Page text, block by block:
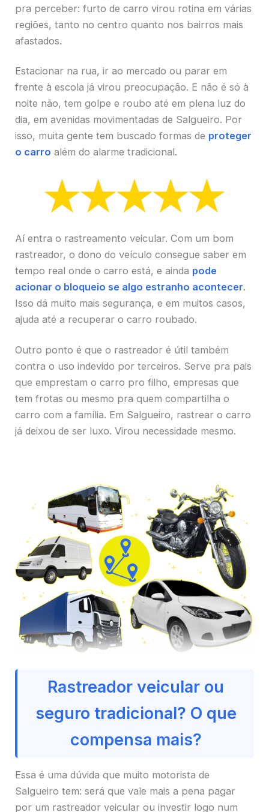
pra perceber: furto de carro virou rotina em várias
regiões, tanto no centro quanto nos bairros mais
afastados.
Estacionar na rua, ir ao mercado ou parar em
frente à escola já virou preocupação. E não é só à
noite não, tem golpe e roubo até em plena luz do
dia, em avenidas movimentadas de Salgueiro. Por
isso, muita gente tem buscado formas de proteger
o carro além do alarme tradicional.
Aí entra o rastreamento veicular. Com um bom
rastreador, o dono do veículo consegue saber em
tempo real onde o carro está, e ainda pode
acionar o bloqueio se algo estranho acontecer.
Isso dá muito mais segurança, e em muitos casos,
ajuda até a recuperar o carro roubado.
Outro ponto é que o rastreador é útil também
contra o uso indevido por terceiros. Serve pra pais
que emprestam o carro pro filho, empresas que
tem frotas ou mesmo pra quem compartilha o
carro com a família. Em Salgueiro, rastrear o carro
já deixou de ser luxo. Virou necessidade mesmo.
Rastreador veicular ou
seguro tradicional? O que
compensa mais?
Essa é uma dúvida que muito motorista de
Salgueiro tem: será que vale mais a pena pagar
por um rastreador veicular ou investir logo num